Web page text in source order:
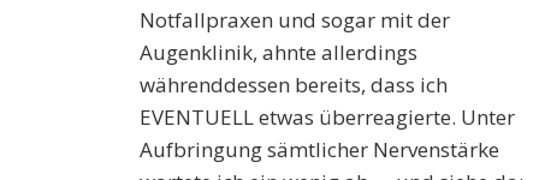
Notfallpraxen und sogar mit der
Augenklinik, ahnte allerdings
währenddessen bereits, dass ich
EVENTUELL etwas überreagierte. Unter
Aufbringung sämtlicher Nervenstärke